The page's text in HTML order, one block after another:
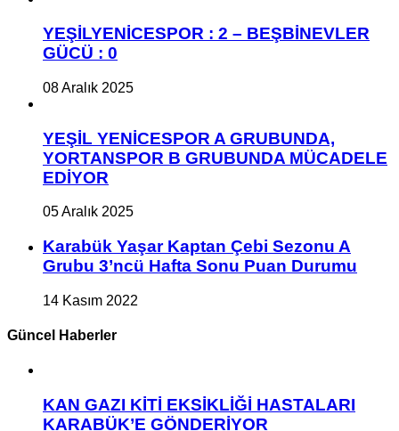
YEŞİLYENİCESPOR : 2 – BEŞBİNEVLER
GÜCÜ : 0
08 Aralık 2025
YEŞİL YENİCESPOR A GRUBUNDA,
YORTANSPOR B GRUBUNDA MÜCADELE
EDİYOR
05 Aralık 2025
Karabük Yaşar Kaptan Çebi Sezonu A
Grubu 3’ncü Hafta Sonu Puan Durumu
14 Kasım 2022
Güncel Haberler
KAN GAZI KİTİ EKSİKLİĞİ HASTALARI
KARABÜK’E GÖNDERİYOR